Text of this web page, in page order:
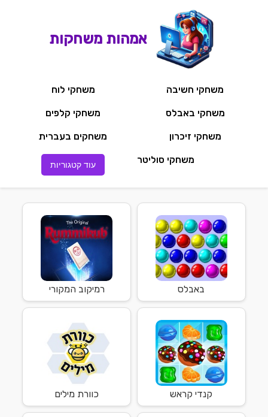
אמהות משחקות
משחקי חשיבה משחקי לוח
משחקי באבלס משחקי קלפים
משחקי זיכרון משחקים בעברית
משחקי סוליטר עוד קטגוריות
באבלס רמיקוב המקורי
קנדי קראש כוורת מילים